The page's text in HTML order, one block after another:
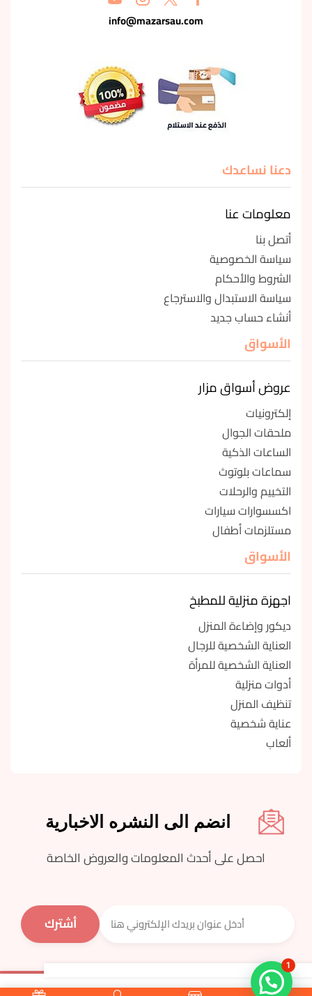
info@mazarsau.com
دعنا نساعدك
معلومات عنا
أتصل بنا
سياسة الخصوصية
الشروط والأحكام
سياسة الاستبدال والاسترجاع
أنشاء حساب جديد
الأسواق
عروض أسواق مزار
إلكترونيات
ملحقات الجوال
الساعات الذكية
سماعات بلوتوث
التخييم والرحلات
اكسسوارات سيارات
مستلزمات أطفال
الأسواق
اجهزة منزلية للمطبخ
ديكور وإضاءة المنزل
العناية الشخصية للرجال
العناية الشخصية للمرأة
أدوات منزلية
تنظيف المنزل
عناية شخصية
ألعاب
انضم الى النشره الاخبارية
احصل على أحدث المعلومات والعروض الخاصة
1